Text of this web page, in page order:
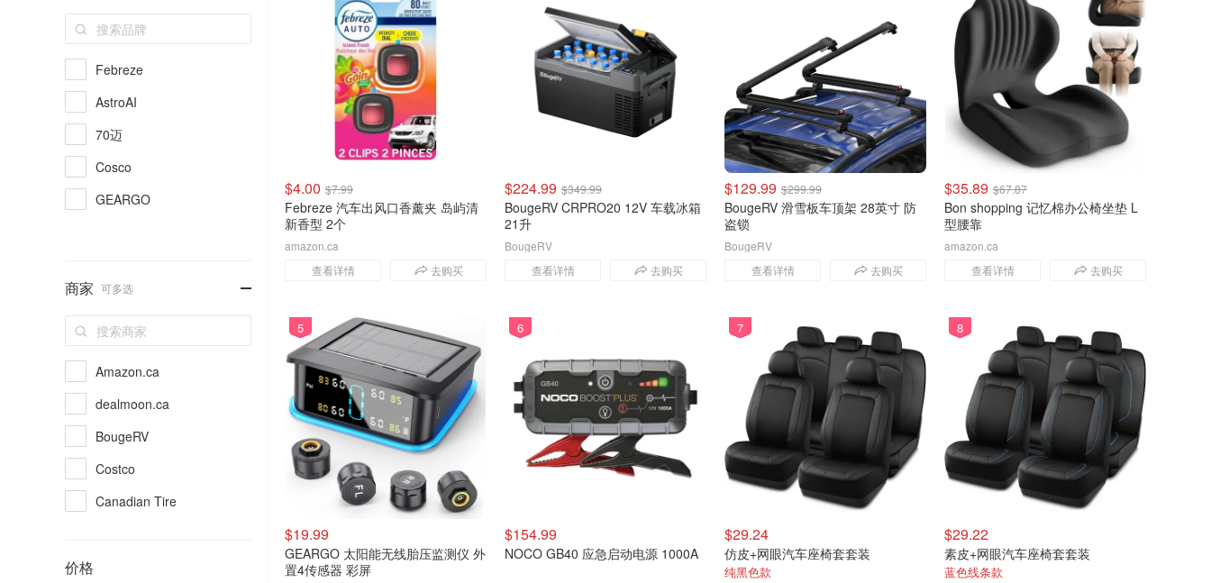
🇳🇿新西兰
Febreze
AstroAI
70迈
Cosco
GEARGO
商家 可多选
Amazon.ca
dealmoon.ca
BougeRV
Costco
Canadian Tire
价格
最新排序
折扣力度
价格升序
价格降序
$4.00 $7.99
Febreze 汽车出风口香薰夹 岛屿清
新香型 2个
查看详情 去购买
amazon.ca
$224.99 $349.99
BougeRV CRPRO20 12V 车载冰箱
21升
查看详情 去购买
BougeRV
$129.99 $299.99
BougeRV 滑雪板车顶架 28英寸 防
盗锁
查看详情 去购买
BougeRV
$35.89 $67.87
Bon shopping 记忆棉办公椅坐垫 L
型腰靠
查看详情 去购买
amazon.ca
5
$19.99
GEARGO 太阳能无线胎压监测仪 外
置4传感器 彩屏
6
$154.99
NOCO GB40 应急启动电源 1000A
7
$29.24
仿皮+网眼汽车座椅套套装
纯黑色款
8
$29.22
素皮+网眼汽车座椅套套装
蓝色线条款